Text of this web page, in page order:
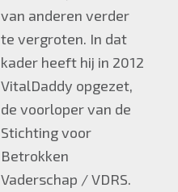
van anderen verder
te vergroten. In dat
kader heeft hij in 2012
VitalDaddy opgezet,
de voorloper van de
Stichting voor
Betrokken
Vaderschap / VDRS.